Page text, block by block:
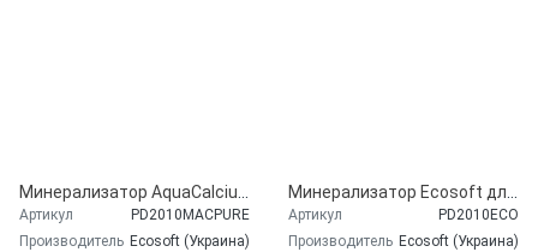
Минерализатор AquaCalcium
Артикул
PD2010MACPURE
Производитель Ecosoft (Украина)
Минерализатор Ecosoft для фильтров обратного осмоса
Артикул
PD2010ECO
Производитель Ecosoft (Украина)